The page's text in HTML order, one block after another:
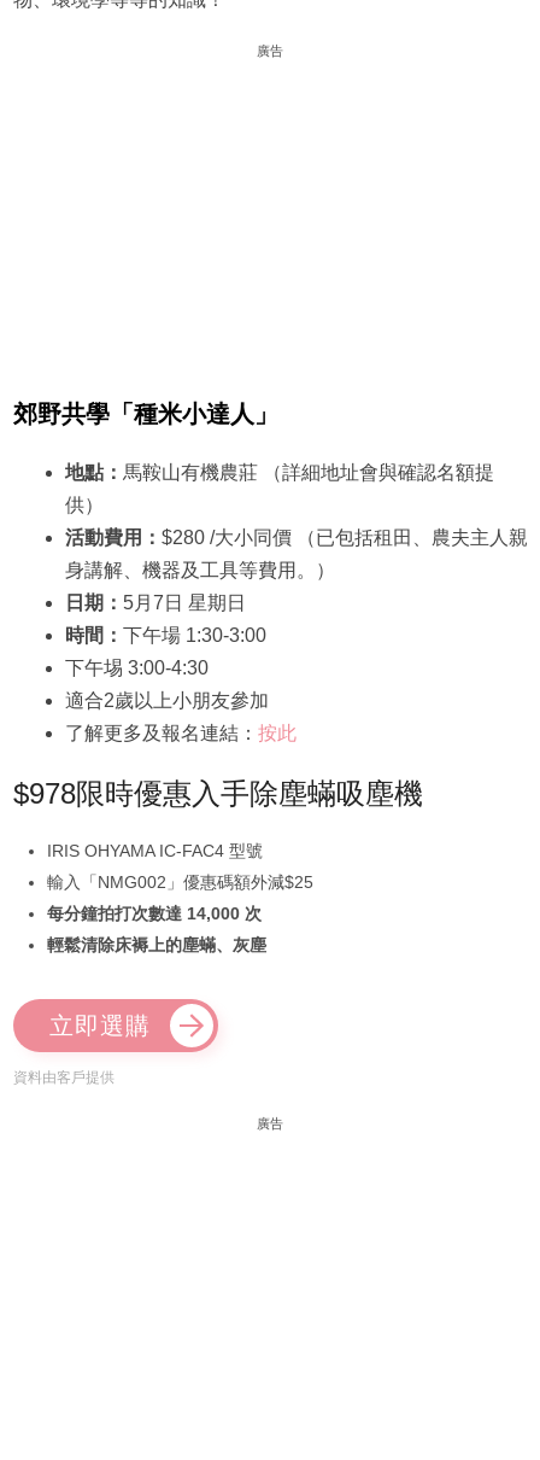
廣告
郊野共學「種米小達人」
地點： 馬鞍山有機農莊 （詳細地址會與確認名額提
供）
活動費用： $280 /大小同價 （已包括租田、農夫主人親
身講解、機器及工具等費用。）
日期： 5月7日 星期日
時間： 下午場 1:30-3:00
下午埸 3:00-4:30
適合2歲以上小朋友參加
了解更多及報名連結： 按此
$978限時優惠入手除塵蟎吸塵機
IRIS OHYAMA IC-FAC4 型號
輸入「NMG002」優惠碼額外減$25
每分鐘拍打次數達 14,000 次
輕鬆清除床褥上的塵蟎、灰塵
立即選購
資料由客戶提供
廣告